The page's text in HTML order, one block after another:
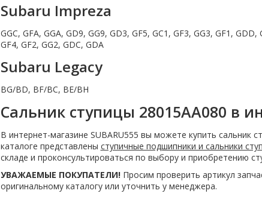
Subaru Impreza
GGC, GFA, GGA, GD9, GG9, GD3, GF5, GC1, GF3, GG3, GF1,
GF4, GF2, GG2, GDC, GDA
Subaru Legacy
BG/BD, BF/BC, BE/BH
Сальник ступицы 28015AA080 в
В интернет-магазине SUBARU555 вы можете купить сальник
каталоге представлены ступичные подшипники и сальники
складе и проконсультироваться по выбору и приобретению
УВАЖАЕМЫЕ ПОКУПАТЕЛИ!Просим проверить артикул
оригинальному каталогу или уточнить у менеджера.